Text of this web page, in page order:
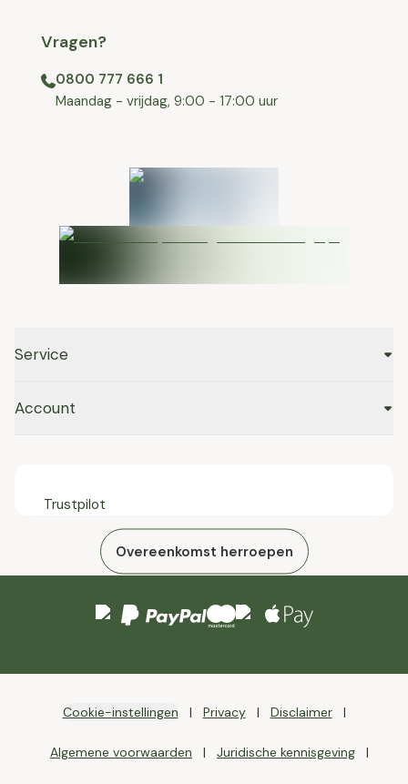
Vragen?
0800 777 666 1
⁠⁠Maandag - vrijdag, 9:00 - 17:00 uur
Service
Account
Trustpilot
Overeenkomst herroepen
Cookie-instellingen Privacy Disclaimer
Algemene voorwaarden Juridische kennisgeving